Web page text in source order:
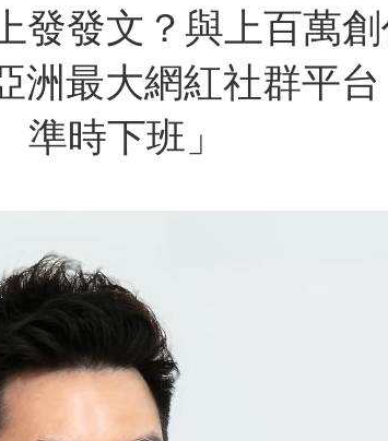
發發文？與上百萬創
洲最大網紅社群平
準時下班」